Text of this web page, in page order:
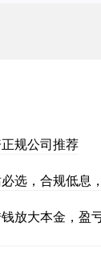
规公司推荐
选，合规低息
放大本金，盈